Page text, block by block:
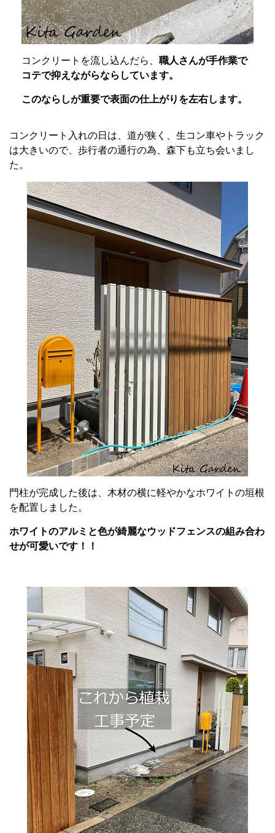
コンクリートを流し込んだら、 職人さんが手作業で
コテで抑えながらならしています。
このならしが重要で表面の仕上がりを左右します。
コンクリート入れの日は、道が狭く、生コン車やトラック
は大きいので、歩行者の通行の為、森下も立ち会いまし
た。
門柱が完成した後は、木材の横に軽やかなホワイトの垣根
を配置しました。
ホワイトのアルミと色が綺麗なウッドフェンスの組み合わ
せが可愛いです！！